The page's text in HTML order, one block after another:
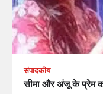
संपादकीय
सीमा और अंजू के प्रेम